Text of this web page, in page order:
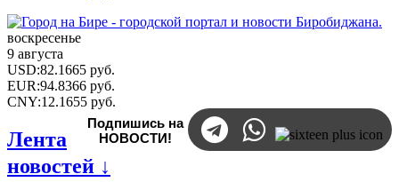
воскресенье
9 августа
USD:82.1665 руб.
EUR:94.8366 руб.
CNY:12.1655 руб.
Подпишись на
НОВОСТИ!
Лента
новостей ↓